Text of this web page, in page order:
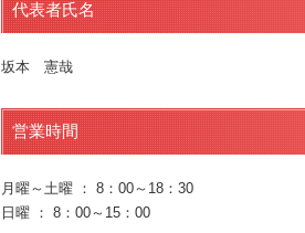
代表者氏名
坂本 憲哉
営業時間
月曜～土曜 ： 8：00～18：30
日曜 ： 8：00～15：00